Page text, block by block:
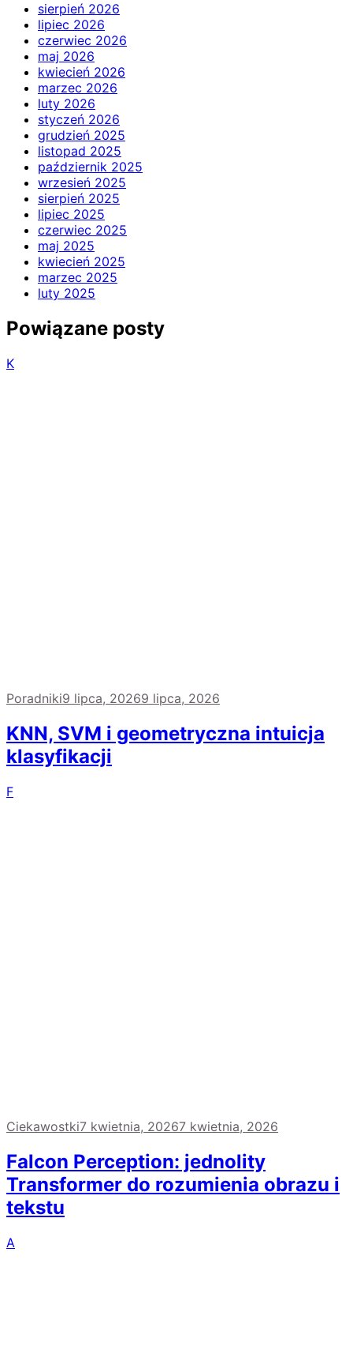
sierpień 2026
lipiec 2026
czerwiec 2026
maj 2026
kwiecień 2026
marzec 2026
luty 2026
styczeń 2026
grudzień 2025
listopad 2025
październik 2025
wrzesień 2025
sierpień 2025
lipiec 2025
czerwiec 2025
maj 2025
kwiecień 2025
marzec 2025
luty 2025
Powiązane posty
K
Poradniki9 lipca, 20269 lipca, 2026
KNN, SVM i geometryczna intuicja
klasyfikacji
F
Ciekawostki7 kwietnia, 20267 kwietnia, 2026
Falcon Perception: jednolity
Transformer do rozumienia obrazu i
tekstu
A